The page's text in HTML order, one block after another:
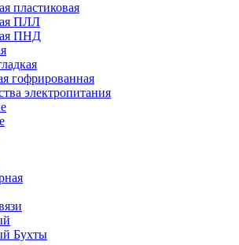
пластиковая
ПЛЛ
ПНД
гофрированная
электропитания
Бухты